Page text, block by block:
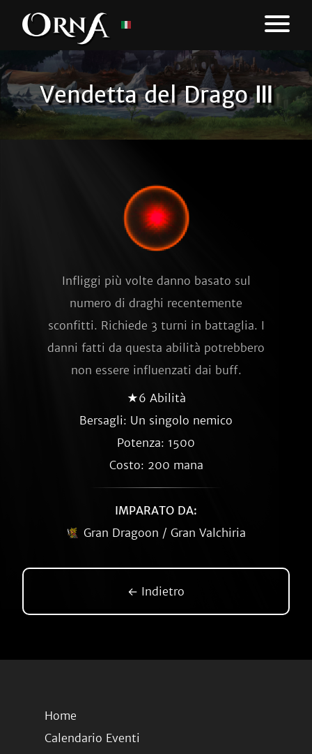
Vendetta del Drago Ⅲ
Infliggi più volte danno basato sul
numero di draghi recentemente
sconfitti. Richiede 3 turni in battaglia. I
danni fatti da questa abilità potrebbero
non essere influenzati dai buff.
★6 Abilità
Bersagli: Un singolo nemico
Potenza: 1500
Costo: 200 mana
IMPARATO DA:
Gran Dragoon / Gran Valchiria
← Indietro
Home
Calendario Eventi